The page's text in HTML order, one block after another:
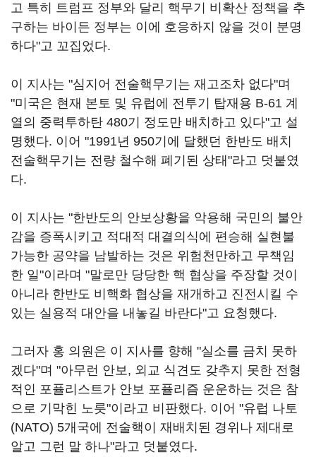
고 특히 트럼프 정부와 달리 핵무기 비확산 정책을 추
구하는 바이든 정부는 이에 호응하지 않을 것이 분명
하다"고 꼬집었다.
이 지사는 "심지어 전술핵무기는 재고조차 없다"며
"미국은 현재 본토 및 유럽에 전투기 탑재용 B-61 계
열의 중력투하탄 480기 정도만 배치하고 있다"고 설
명했다. 이어 "1991년 950기에 달했던 한반도 배치
전술핵무기는 전량 철수해 폐기된 상태"라고 덧붙였
다.
이 지사는 "한반도의 안보상황을 악용해 국민의 불안
감을 증폭시키고 적대적 대결의식에 편승해 실현불
가능한 공약을 남발하는 것은 위험천만하고 무책임
한 일"이라며 "말로만 당당한 핵 협상을 주장할 것이
아니라 한반도 비핵화 협상을 재개하고 진전시킬 수
있는 실용적 대안을 내놓길 바란다"고 요청했다.
그러자 홍 의원은 이 지사를 향해 "실소를 금치 못하
겠다"며 "아무런 안보, 외교 식견도 갖추지 못한 전형
적인 포퓰리스트가 안보 포퓰리즘 운운하는 것은 참
으로 기막힌 노릇"이라고 비판했다. 이어 "유럽 나토
(NATO) 5개국에 전술핵이 재배치된 경위나 제대로
알고 그런 말 하나"라고 덧붙였다.